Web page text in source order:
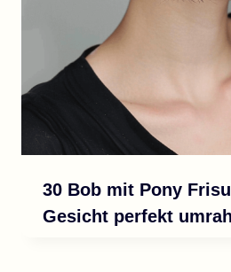
30 Bob mit Pony
Gesicht perfekt